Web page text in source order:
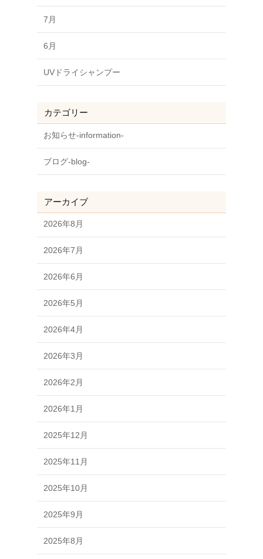
7月
6月
UVドライシャンプー
カテゴリー
お知らせ-information-
ブログ-blog-
アーカイブ
2026年8月
2026年7月
2026年6月
2026年5月
2026年4月
2026年3月
2026年2月
2026年1月
2025年12月
2025年11月
2025年10月
2025年9月
2025年8月